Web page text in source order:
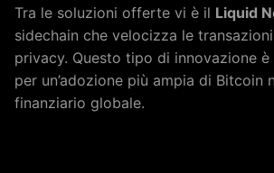
Tra le soluzioni offerte vi è il Liquid
sidechain che velocizza le
privacy. Questo tipo di innovazione
per un’adozione più ampia di Bitcoin
finanziario globale.